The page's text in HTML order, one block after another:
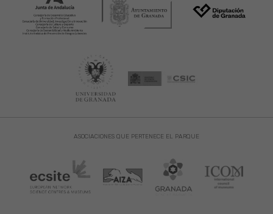
ASOCIACIONES QUE PERTENECE EL PARQUE